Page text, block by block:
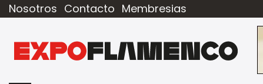
Nosotros Contacto Membresias